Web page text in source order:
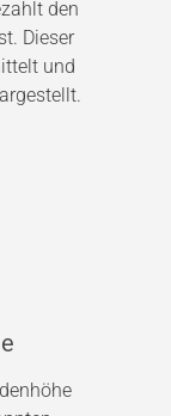
den
Dieser
und